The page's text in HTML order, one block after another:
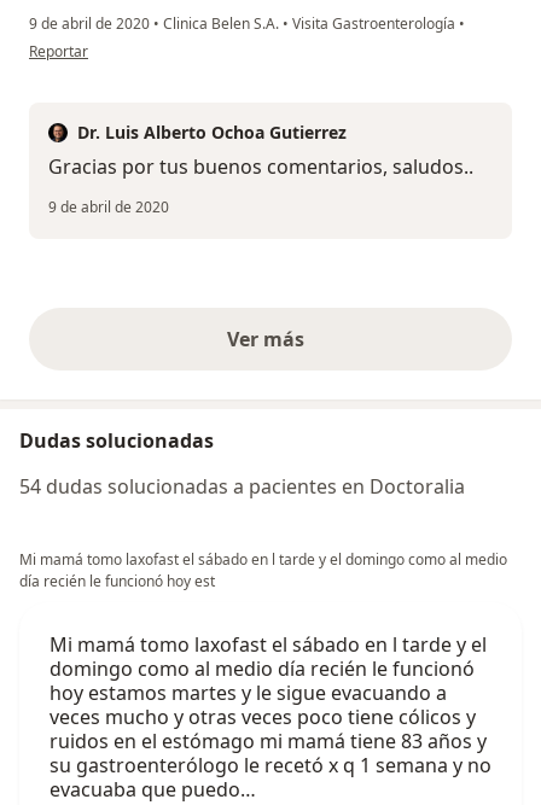
9 de abril de 2020 • Clinica Belen S.A. • Visita Gastroenterología •
en opinión del usuario Tito Moscol
Reportar
Dr. Luis Alberto Ochoa Gutierrez
Gracias por tus buenos comentarios, saludos..
9 de abril de 2020
Ver másopiniones anteriores
Dudas solucionadas
54 dudas solucionadas a pacientes en Doctoralia
Mi mamá tomo laxofast el sábado en l tarde y el domingo como al medio
día recién le funcionó hoy est
Mi mamá tomo laxofast el sábado en l tarde y el
domingo como al medio día recién le funcionó
hoy estamos martes y le sigue evacuando a
veces mucho y otras veces poco tiene cólicos y
ruidos en el estómago mi mamá tiene 83 años y
su gastroenterólogo le recetó x q 1 semana y no
evacuaba que puedo…